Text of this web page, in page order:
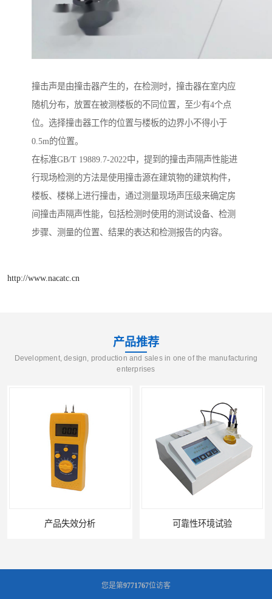
撞击声是由撞击器产生的，在检测时，撞击器在室内应
随机分布，放置在被测楼板的不同位置，至少有4个点
位。选择撞击器工作的位置与楼板的边界小不得小于
0.5m的位置。
在标准GB/T 19889.7-2022中，提到的撞击声隔声性能进
行现场检测的方法是使用撞击源在建筑物的建筑构件，
楼板、楼梯上进行撞击，通过测量现场声压级来确定房
间撞击声隔声性能，包括检测时使用的测试设备、检测
步骤、测量的位置、结果的表达和检测报告的内容。
http://www.nacatc.cn
产品推荐
Development, design, production and sales in one of the manufacturing
enterprises
产品失效分析 可靠性环境试验
您是第9771767位访客